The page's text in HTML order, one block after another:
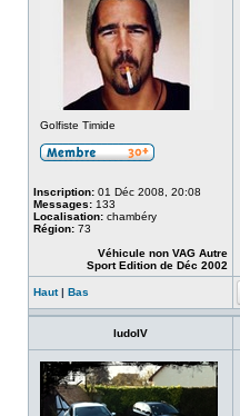
Golfiste Timide
Inscription: 01 Déc 2008, 20:08
Messages: 133
Localisation: chambéry
Région: 73
Véhicule non VAG Autre
Sport Edition de Déc 2002
Haut| Bas
ludoIV